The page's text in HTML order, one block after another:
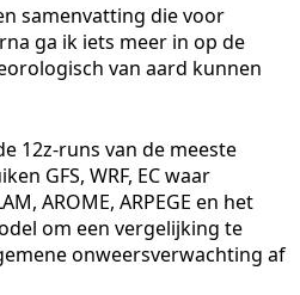
samenvatting die voor
ga ik iets meer in op de
van aard kunnen
12z-runs van de meeste
GFS, WRF, EC waar
AROME, ARPEGE en het
om een vergelijking te
onweersverwachting af